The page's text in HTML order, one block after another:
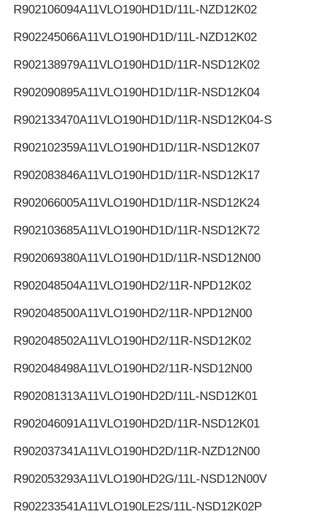
R902106094A11VLO190HD1D/11L-NZD12K02
R902245066A11VLO190HD1D/11L-NZD12K02
R902138979A11VLO190HD1D/11R-NSD12K02
R902090895A11VLO190HD1D/11R-NSD12K04
R902133470A11VLO190HD1D/11R-NSD12K04-S
R902102359A11VLO190HD1D/11R-NSD12K07
R902083846A11VLO190HD1D/11R-NSD12K17
R902066005A11VLO190HD1D/11R-NSD12K24
R902103685A11VLO190HD1D/11R-NSD12K72
R902069380A11VLO190HD1D/11R-NSD12N00
R902048504A11VLO190HD2/11R-NPD12K02
R902048500A11VLO190HD2/11R-NPD12N00
R902048502A11VLO190HD2/11R-NSD12K02
R902048498A11VLO190HD2/11R-NSD12N00
R902081313A11VLO190HD2D/11L-NSD12K01
R902046091A11VLO190HD2D/11R-NSD12K01
R902037341A11VLO190HD2D/11R-NZD12N00
R902053293A11VLO190HD2G/11L-NSD12N00V
R902233541A11VLO190LE2S/11L-NSD12K02P